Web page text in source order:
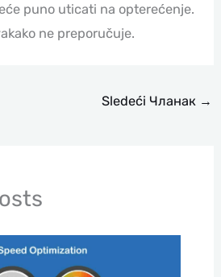
puno uticati na opterećenje.
ne preporučuje.
Sledeći Чланак →